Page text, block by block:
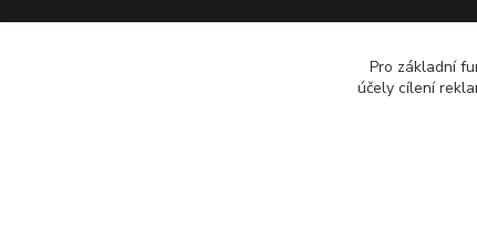
Doprava a platba
Pro základní
účely cílení